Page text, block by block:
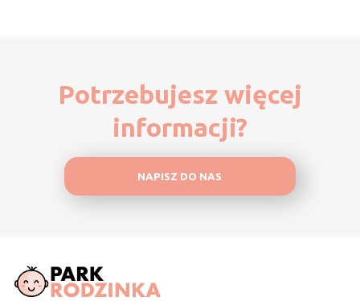
Potrzebujesz więcej
informacji?
NAPISZ DO NAS